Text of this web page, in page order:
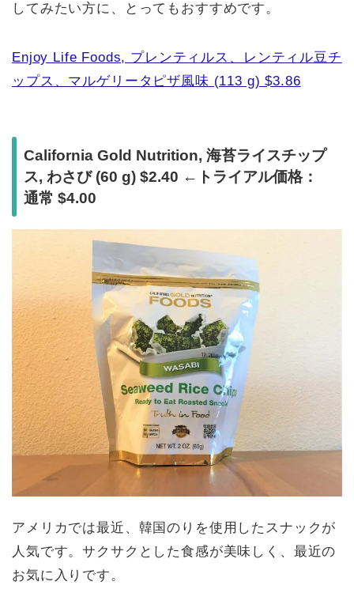
してみたい方に、とってもおすすめです。
Enjoy Life Foods, プレンティルス、レンティル豆チ
ップス、マルゲリータピザ風味 (113 g) $3.86
California Gold Nutrition, 海苔ライスチップ
ス, わさび (60 g) $2.40 ←トライアル価格：
通常 $4.00
アメリカでは最近、韓国のりを使用したスナックが
人気です。サクサクとした食感が美味しく、最近の
お気に入りです。